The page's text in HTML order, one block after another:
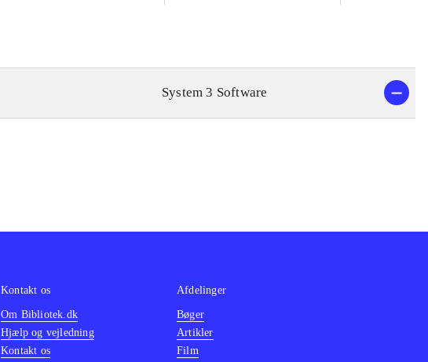
System 3 Software
Kontakt os
Om Bibliotek.dk
Hjælp og vejledning
Kontakt os
Afdelinger
Bøger
Artikler
Film